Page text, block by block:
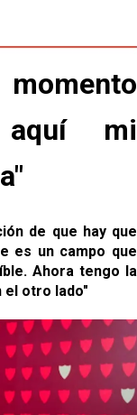
cantera del
con el
FC
Madrid por la
equipo sea una
aquí mi
de que hay que
es un campo que
Ahora tengo la
el otro lado"